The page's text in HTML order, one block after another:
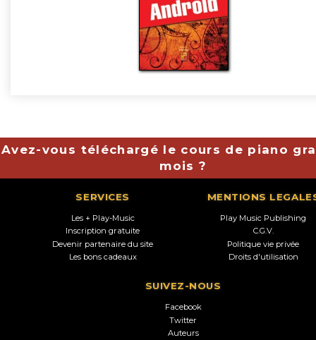
Avez-vous téléchargé le cours de piano
mois ?
SERVICES
Les + Play-Music
Inscription gratuite
Devenir partenaire du site
Les bons cadeaux
MENTIONS
Play Music Publishing
C.G.V.
Politique vie privée
Droits d'utilisation
SUIVEZ-NOUS
Facebook
Twitter
Auteurs